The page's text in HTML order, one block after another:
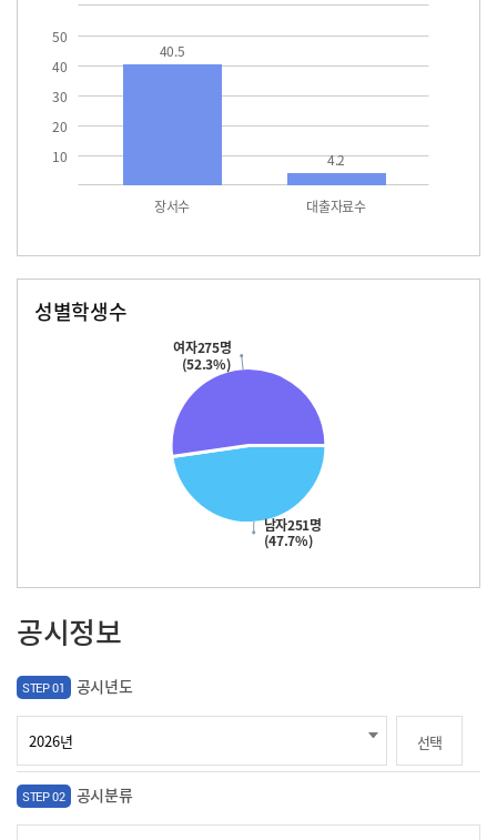
10
20
30
40
50
장서수 대출자료수
40.5
4.2
성별학생수
남자251명
(47.7%)
여자275명
(52.3%)
공시정보
STEP 01 공시년도
선택
STEP 02 공시분류